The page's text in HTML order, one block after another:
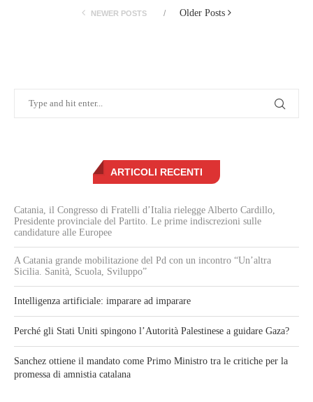
NEWER POSTS Older Posts
ARTICOLI RECENTI
Catania, il Congresso di Fratelli d’Italia rielegge Alberto Cardillo,
Presidente provinciale del Partito. Le prime indiscrezioni sulle
candidature alle Europee
A Catania grande mobilitazione del Pd con un incontro “Un’altra
Sicilia. Sanità, Scuola, Sviluppo”
Intelligenza artificiale: imparare ad imparare
Perché gli Stati Uniti spingono l’Autorità Palestinese a guidare Gaza?
Sanchez ottiene il mandato come Primo Ministro tra le critiche per la
promessa di amnistia catalana